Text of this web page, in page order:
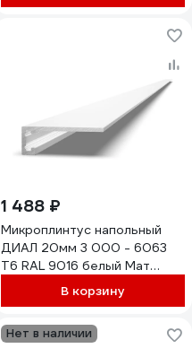
1 488 ₽
Микроплинтус напольный
ДИАЛ 20мм 3 000 - 6063
Т6 RAL 9016 белый Мат
4687207099479
В корзину
Нет в наличии